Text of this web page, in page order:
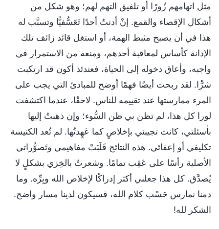
مثل اتهامهم زُورًا أو تلفيق التهم لهم؛ وهو شكل من
أشكال الإقصاء والقمع. إنْ أدنتُ أحدًا تَعَسُّفيًّا وتسبَّب له
هذا في أن يصبح مثبط الهمة، أو استغل قائد زائف تلك
الإدانة كأساس لمعاقبة أحدهم، ومنعه من الاستمرار في
واجبه، وأعاق دخوله إلى الحياة، فعندئذ أكون قد ارتكبت
شرًّا. لقد ربحت أيضًا فهمًا أوضح للمبادئ التي يجب على
المرء ممارستها عند تقييمه للناس. لاحقًا، عندما اكتشفت
لورا كل هذا، لم تظن بي ظن السُّوء؛ وإن ذهبتُ إليها
بأسئلتي، كانت تجيبني بإخلاصٍ كما عَهِدتُها. لم تُعد الكنيسة
تكليفي أو إعفائي. هذه النتائج قَلَبَتْ مفاهيمي وتَصوُّراتي
الأصلية رأسًا على عَقِب تمامًا. وشعرتُ بالخِزي بشكلٍ لا
يُصدَّق. كل هذا جعلني أكثر إدراكًا لإخلاص الله وبِرِّه. وما
دمنا نمارس حَسْب كلام الله، فسيكون لدينا مسار واضح.
الشكر لله!